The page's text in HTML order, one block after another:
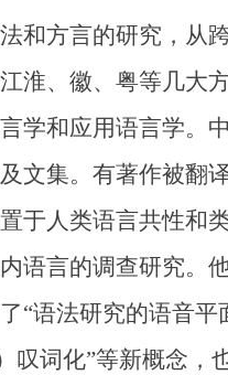
方言的研究，从
淮、徽、粤等几大
学和应用语言学。
文集。有著作被翻
人类语言共性和
语言的调查研究。
语法研究的语音平
叹词化”等新概念